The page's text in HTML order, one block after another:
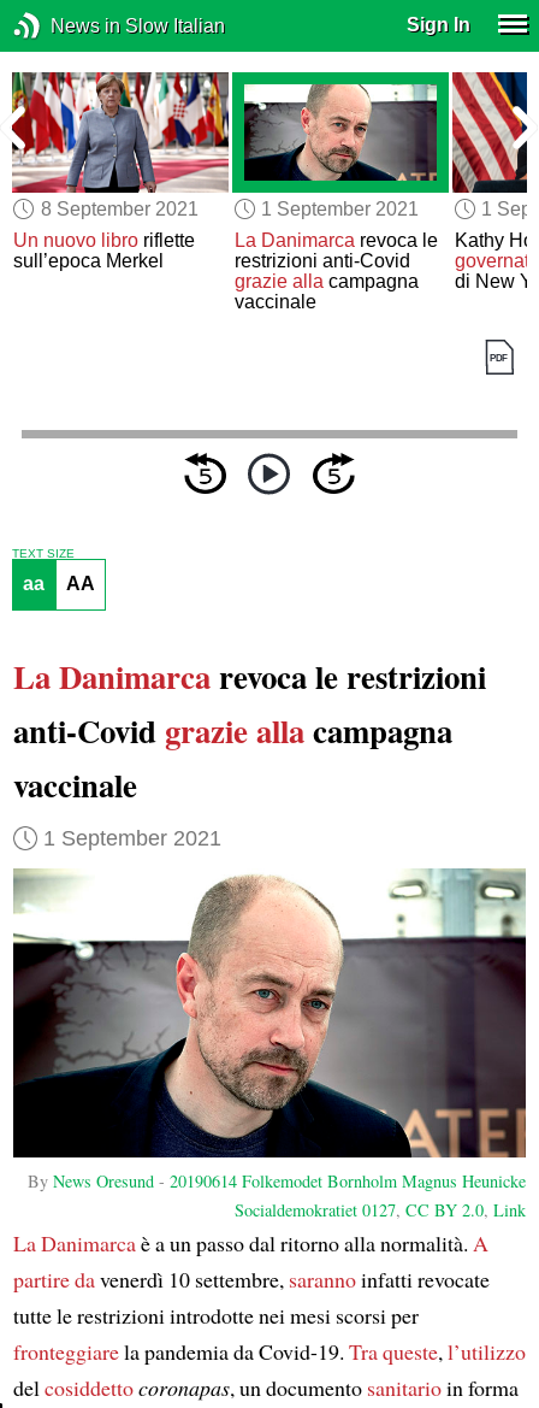
News in Slow Italian Sign In
8 September 2021
Un nuovo libro riflette
sull’epoca Merkel
1 September 2021
La Danimarcarevoca le
restrizioni anti-Covid
grazie allacampagna
vaccinale
1
Kathy
di New
TEXT SIZE
aa AA
La Danimarcarevoca le restrizioni
anti-Covid grazie allacampagna
vaccinale
1 September 2021
ByNews Oresund -20190614 Folkemodet Bornholm Magnus Heunicke
Socialdemokratiet 0127,CC BY 2.0,Link
La Danimarcaè a un passo dal ritorno alla normalità. A
partire davenerdì 10 settembre, sarannoinfatti revocate
tutte le restrizioni introdotte nei mesi scorsi per
fronteggiarela pandemia da Covid-19. Tra queste,l’utilizzo
delcosiddettocoronapas, un documento sanitarioin forma